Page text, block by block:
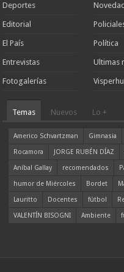
Deportes
Editorial
El País
Entrevistas
Fotogalerías
Política
Ultimas
Temas Nuevos Lo +
Americo Schvartzman Gimnasia
Rocamora
JORGE RUBÉN DÍAZ
Aníbal Gallay
recomendados
humor de Miércoles
Bordet
Lauritto
Docentes fútbol
VALENTÍN BISOGNI
Ambiente